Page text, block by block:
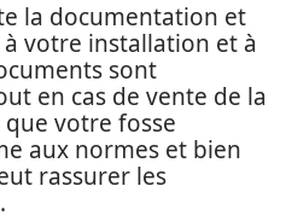
la documentation et
votre installation et à
sont
en cas de vente de la
votre fosse
aux normes et bien
rassurer les